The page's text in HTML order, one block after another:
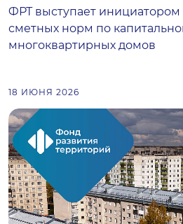
ФРТ выступает инициатором
сметных норм по
многоквартирных домов
18 ИЮНЯ 2026